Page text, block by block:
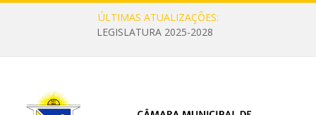
ÚLTIMAS ATUALIZAÇÕES:
LEGISLATURA 2025-2028